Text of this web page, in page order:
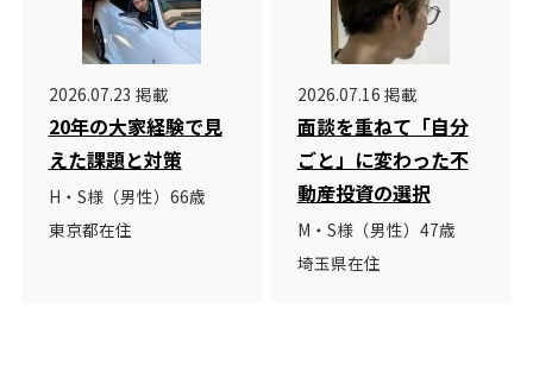
2026.07.23 掲載
20年の大家経験で見
えた課題と対策
H・S様（男性）66歳
東京都在住
2026.07.16 掲載
面談を重ねて「自分
ごと」に変わった不
動産投資の選択
M・S様（男性）47歳
埼玉県在住